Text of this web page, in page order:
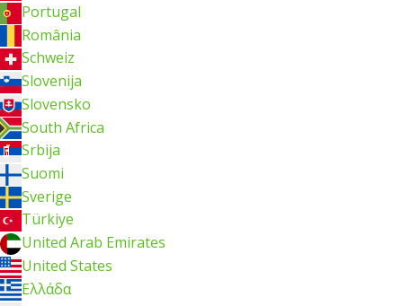
Portugal
România
Schweiz
Slovenija
Slovensko
South Africa
Srbija
Suomi
Sverige
Türkiye
United Arab Emirates
United States
Ελλάδα